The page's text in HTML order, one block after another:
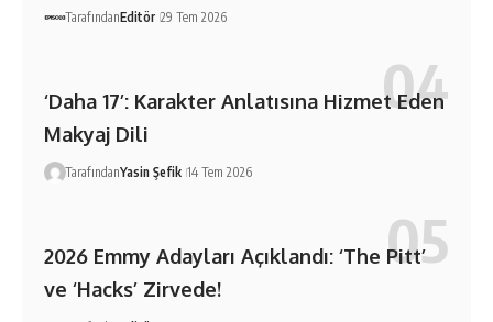
TarafındanEditör 29 Tem 2026
‘Daha 17’: Karakter Anlatısına Hizmet Eden
Makyaj Dili
TarafındanYasin Şefik 14 Tem 2026
2026 Emmy Adayları Açıklandı: ‘The Pitt’
ve ‘Hacks’ Zirvede!